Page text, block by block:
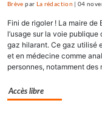
Brève par La rédaction |04
Fini de rigoler ! La maire
l’usage sur la voie
gaz hilarant. Ce gaz utilisé
et en médecine comme
personnes, notamment
Accès libre